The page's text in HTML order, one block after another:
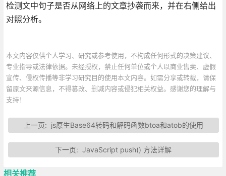
检测文中句子是否从网络上的文章抄袭而来，并在右侧给出
对照分析。
本文内容仅供个人学习、研究或参考使用，不构成任何形式的决策建议、
专业指导或法律依据。未经授权，禁止任何单位或个人以商业售卖、虚假
宣传、侵权传播等非学习研究目的使用本文内容。如需分享或转载，请保
留原文来源信息，不得篡改、删减内容或侵犯相关权益。感谢您的理解与
支持！
上一页: js原生Base64转码和解码函数btoa和atob的使用
下一页:JavaScript push() 方法详解
相关推荐